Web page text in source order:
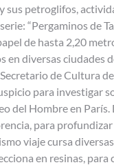
sus petroglifos,
“Pergaminos de
de hasta 2,20
diversas ciudades
de Cultura
para investigar
del Hombre en
para
viaje cursa
en resinas,